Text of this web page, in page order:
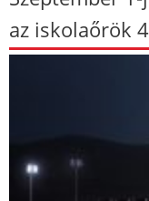
az iskolaőrök